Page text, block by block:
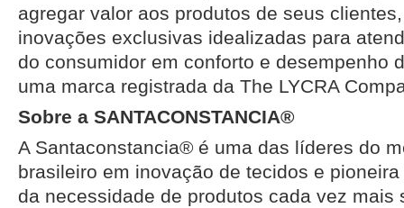
agregar valor aos produtos de seus
inovações exclusivas idealizadas para
do consumidor em conforto e desempenho
uma marca registrada da The LYCRA
Sobre a SANTACONSTANCIA®
A Santaconstancia® é uma das líderes do
brasileiro em inovação de tecidos e
da necessidade de produtos cada vez mais